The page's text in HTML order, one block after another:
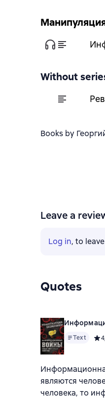
Without
Books by
Leave a
Log in, to
Quotes
Text
являются
человека, то